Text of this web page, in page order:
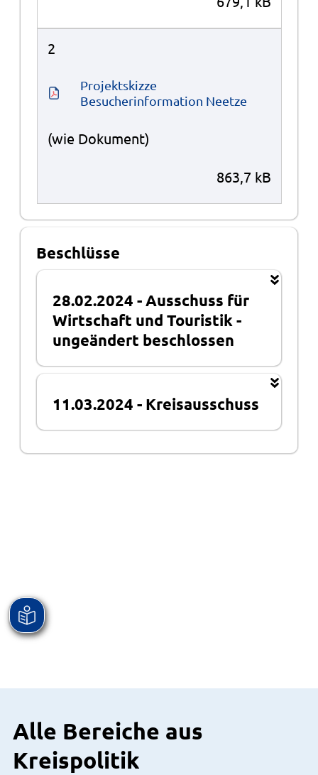
2
Projektskizze
Besucherinformation Neetze
(wie Dokument)
863,7 kB
Beschlüsse
28.02.2024 -Ausschuss für
Wirtschaft und Touristik -
ungeändert beschlossen
11.03.2024 - Kreisausschuss
Alle Bereiche aus
Kreispolitik